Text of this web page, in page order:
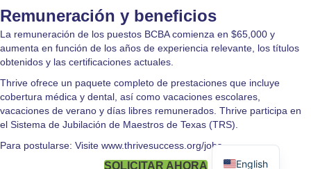
Remuneración y beneficios
La remuneración de los puestos BCBA comienza en $65,000 y
aumenta en función de los años de experiencia relevante, los títulos
obtenidos y las certificaciones actuales.
Thrive ofrece un paquete completo de prestaciones que incluye
cobertura médica y dental, así como vacaciones escolares,
vacaciones de verano y días libres remunerados. Thrive participa en
el Sistema de Jubilación de Maestros de Texas (TRS).
Para postularse: Visite www.thrivesuccess.org/jobs
SOLICITAR AHORA English